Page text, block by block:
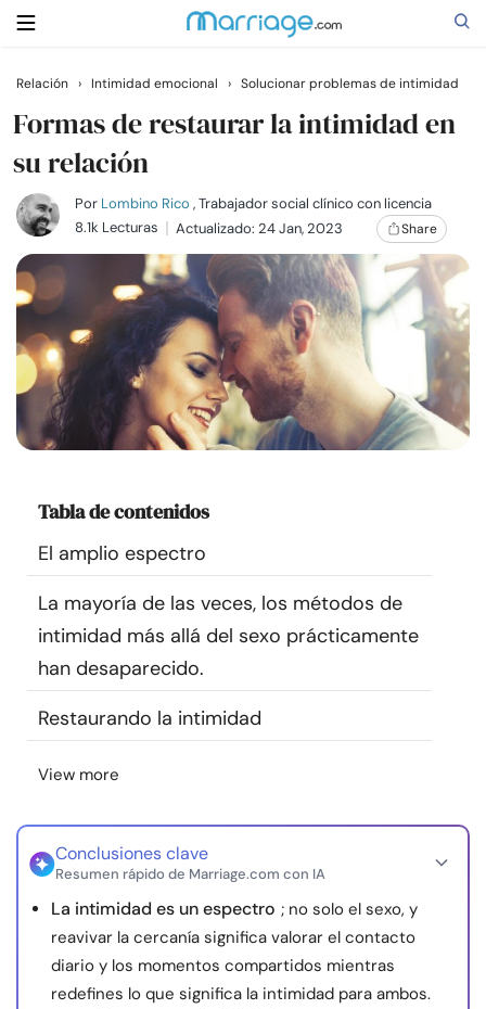
Buscar
Casarse
Relaciones
Familia
Ayuda
Cursos
Recursos
Comunidad
Encuentra un terapeuta
Idioma ES
Sobre nosotros
© Copyright 2026. Todos los derechos reservados.
Relación › Intimidad emocional › Solucionar problemas de intimidad
Formas de restaurar la intimidad en
su relación
Por Lombino Rico , Trabajador social clínico con licencia
8.1k Lecturas
Actualizado: 24 Jan, 2023 Share
Tabla de contenidos
El amplio espectro
La mayoría de las veces, los métodos de
intimidad más allá del sexo prácticamente
han desaparecido.
Restaurando la intimidad
View more
Conclusiones clave
Resumen rápido de Marriage.com con IA
La intimidad es un espectro ; no solo el sexo, y
reavivar la cercanía significa valorar el contacto
diario y los momentos compartidos mientras
redefines lo que significa la intimidad para ambos.